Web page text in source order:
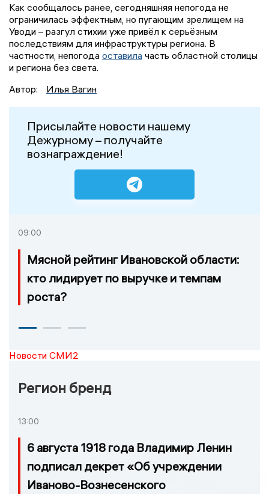
Как сообщалось ранее, сегодняшняя непогода не
ограничилась эффектным, но пугающим зрелищем на
Уводи – разгул стихии уже привёл к серьёзным
последствиям для инфраструктуры региона. В
частности, непогода оставила часть областной столицы
и региона без света.
Автор:
Илья Вагин
Присылайте новости нашему
Дежурному – получайте
вознаграждение!
09:00
Мясной рейтинг Ивановской области:
кто лидирует по выручке и темпам
роста?
Новости СМИ2
Регион бренд
13:00
6 августа 1918 года Владимир Ленин
подписал декрет «Об учреждении
Иваново-Вознесенского